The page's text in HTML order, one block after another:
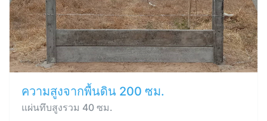
ความสูงจากพื้นดิน 200 ซม.
แผ่นทึบสูงรวม 40 ซม.